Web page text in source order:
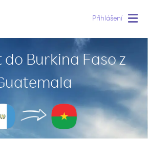
Přihlášení
Burkina Faso z